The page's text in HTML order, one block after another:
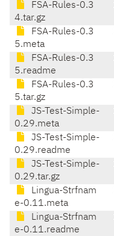
FSA-Rules-0.3
4.tar.gz
FSA-Rules-0.3
5.meta
FSA-Rules-0.3
5.readme
FSA-Rules-0.3
5.tar.gz
JS-Test-Simple-
0.29.meta
JS-Test-Simple-
0.29.readme
JS-Test-Simple-
0.29.tar.gz
Lingua-Strfnam
e-0.11.meta
Lingua-Strfnam
e-0.11.readme